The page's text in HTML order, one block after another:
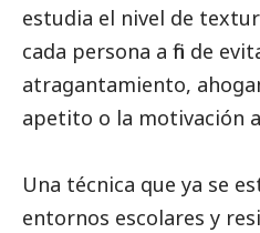
estudia el nivel de
cada persona a fin de
atragantamiento,
apetito o la motivación
Una técnica que ya se
entornos escolares y